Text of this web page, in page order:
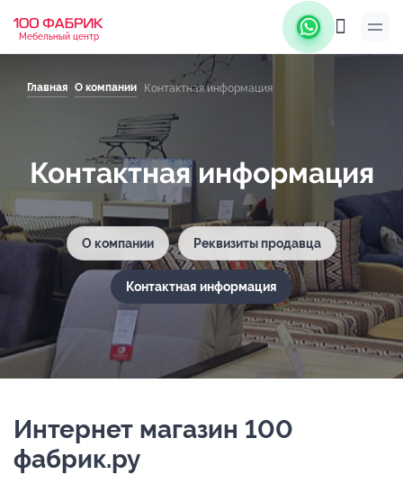
Мебельный центр
Главная О компании Контактная информация
Контактная информация
О компании Реквизиты продавца
Контактная информация
Интернет магазин 100
фабрик.ру